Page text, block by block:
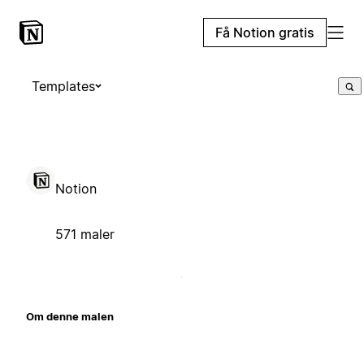
Få Notion gratis
Templates
Notion
571 maler
Om denne malen